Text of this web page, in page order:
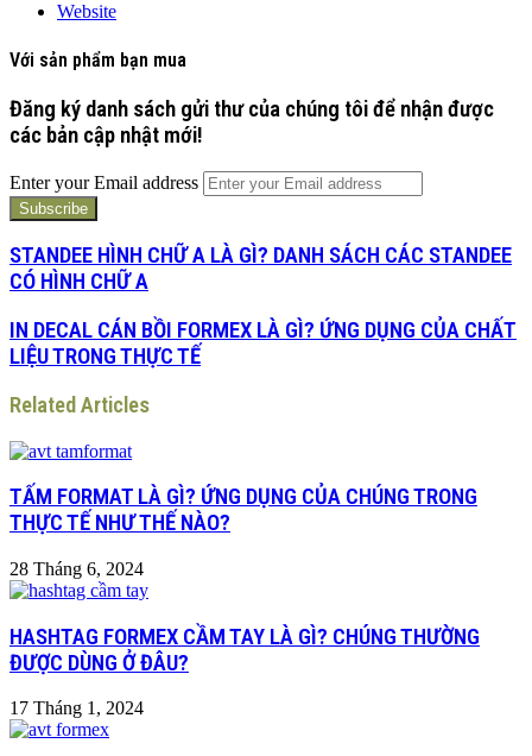
Website
Với sản phẩm bạn mua
Đăng ký danh sách gửi thư của chúng tôi để nhận được
các bản cập nhật mới!
Enter your Email address
STANDEE HÌNH CHỮ A LÀ GÌ? DANH SÁCH CÁC STANDEE
CÓ HÌNH CHỮ A
IN DECAL CÁN BỒI FORMEX LÀ GÌ? ỨNG DỤNG CỦA CHẤT
LIỆU TRONG THỰC TẾ
Related Articles
TẤM FORMAT LÀ GÌ? ỨNG DỤNG CỦA CHÚNG TRONG
THỰC TẾ NHƯ THẾ NÀO?
28 Tháng 6, 2024
HASHTAG FORMEX CẦM TAY LÀ GÌ? CHÚNG THƯỜNG
ĐƯỢC DÙNG Ở ĐÂU?
17 Tháng 1, 2024